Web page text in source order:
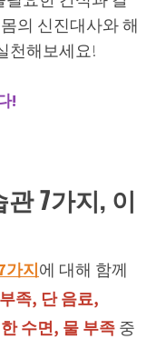
의 신진대사와 해
천해보세요!
!
7가지, 이
가지에 대해 함께
족, 단 음료,
수면, 물 부족 중